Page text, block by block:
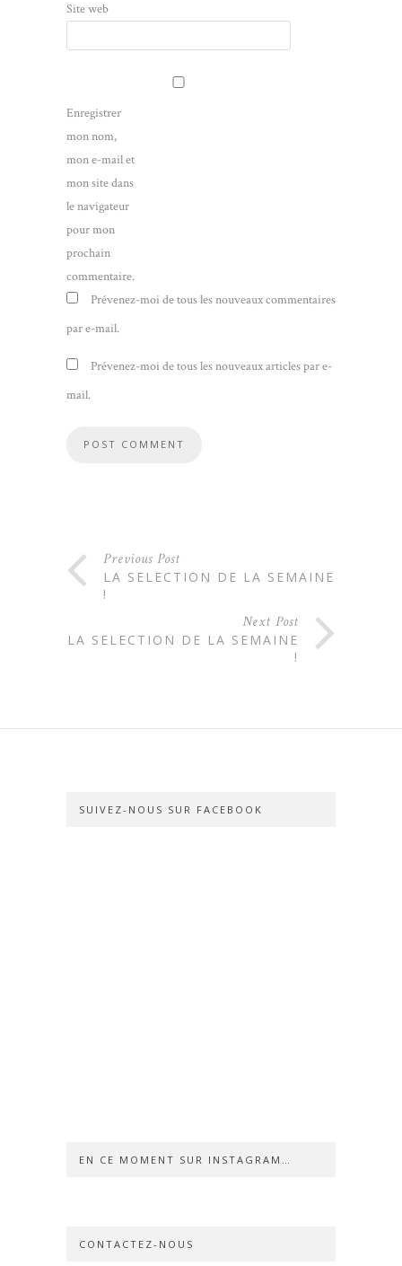
Site web
Enregistrer
mon nom,
mon e-mail et
mon site dans
le navigateur
pour mon
prochain
commentaire.
Prévenez-moi de tous les nouveaux commentaires
par e-mail.
Prévenez-moi de tous les nouveaux articles par e-
mail.
Previous Post
LA SELECTION DE LA SEMAINE
!
Next Post
LA SELECTION DE LA SEMAINE
!
SUIVEZ-NOUS SUR FACEBOOK
EN CE MOMENT SUR INSTAGRAM…
CONTACTEZ-NOUS